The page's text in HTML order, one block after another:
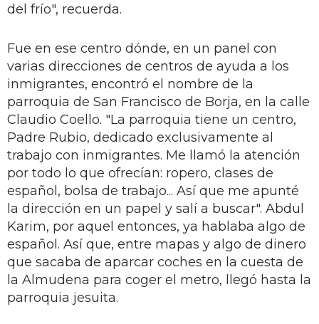
del frío", recuerda.
Fue en ese centro dónde, en un pa­nel con
varias direcciones de centros de ayuda a los
inmigrantes, encon­tró el nombre de la
parroquia de San Francisco de Borja, en la calle
Claudio Coello. "La parroquia tiene un cen­tro,
Padre Rubio, dedicado exclusiva­mente al
trabajo con inmigrantes. Me llamó la atención
por todo lo que ofre­cían: ropero, clases de
español, bolsa de trabajo... Así que me apunté
la di­rección en un papel y salí a buscar". Abdul
Karim, por aquel entonces, ya hablaba algo de
español. Así que, en­tre mapas y algo de dinero
que sacaba de aparcar coches en la cuesta de
la Almudena para coger el metro, llegó hasta la
parroquia jesuita.